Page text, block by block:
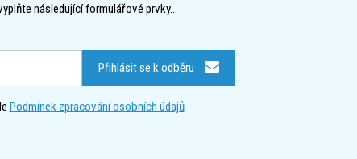
následující formulářové prvky...
Přihlásit se k odběru
Podmínek zpracování osobních údajů